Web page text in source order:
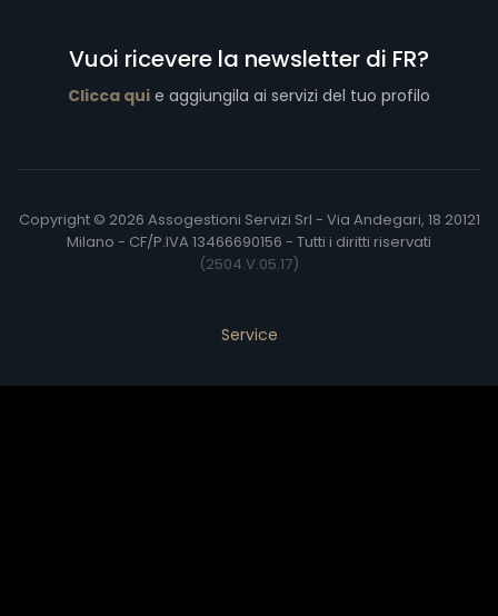
Vuoi ricevere la newsletter di FR?
Clicca qui e aggiungila ai servizi del tuo profilo
Copyright © 2026 Assogestioni Servizi Srl - Via Andegari, 18 20121
Milano - CF/P.IVA 13466690156 - Tutti i diritti riservati
(2504.V.05.17)
Service